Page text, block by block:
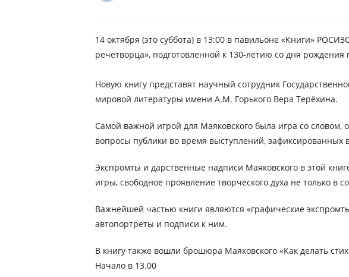
14 октября (это суббота) в 13:00 в павильоне «Книги»
речетворца», подготовленной к 130-летию со дня рождения
Новую книгу представят научный сотрудник
мировой литературы имени А.М. Горького Вера Терёхина.
Самой важной игрой для Маяковского была игра со словом,
вопросы публики во время выступлений, зафиксированных
Экспромты и дарственные надписи Маяковского в этой
игры, свободное проявление творческого духа не только в
Важнейшей частью книги являются «графические
автопортреты и подписи к ним.
В книгу также вошли брошюра Маяковского «Как делать
Начало в 13.00